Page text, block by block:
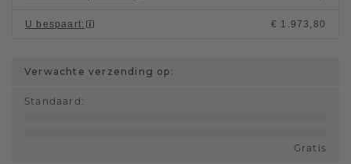
U bespaart: € 1.973,80
Verwachte verzending op:
Standaard :
Gratis